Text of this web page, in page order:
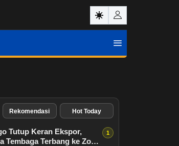
Rekomendasi Hot Today
Tutup Keran Ekspor,
Tembaga Terbang ke Zona